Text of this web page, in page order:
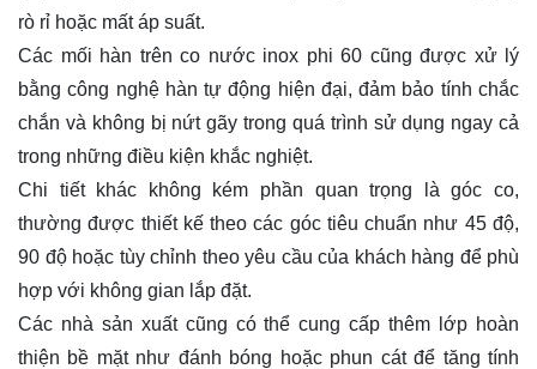
rò rỉ hoặc mất áp suất.
Các mối hàn trên co nước inox phi 60 cũng được xử lý
bằng công nghệ hàn tự động hiện đại, đảm bảo tính chắc
chắn và không bị nứt gãy trong quá trình sử dụng ngay cả
trong những điều kiện khắc nghiệt.
Chi tiết khác không kém phần quan trọng là góc co,
thường được thiết kế theo các góc tiêu chuẩn như 45 độ,
90 độ hoặc tùy chỉnh theo yêu cầu của khách hàng để phù
hợp với không gian lắp đặt.
Các nhà sản xuất cũng có thể cung cấp thêm lớp hoàn
thiện bề mặt như đánh bóng hoặc phun cát để tăng tính